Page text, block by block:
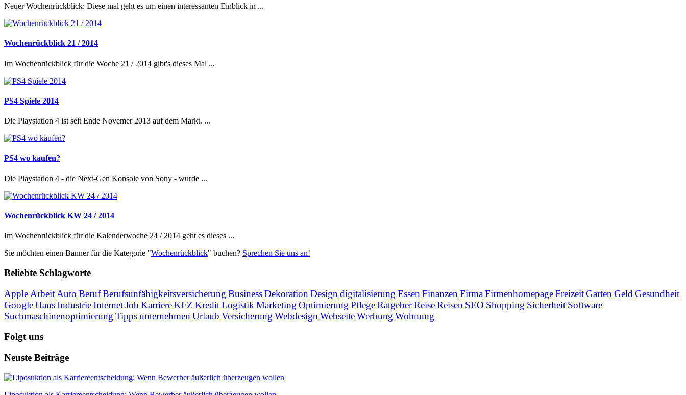
Neuer Wochenrückblick: Diese mal geht es um einen interessanten Einblick in ...
Wochenrückblick 21 / 2014
Im Wochenrückblick für die Woche 21 / 2014 gibt's dieses Mal ...
PS4 Spiele 2014
Die Playstation 4 ist seit Ende Novemer 2013 auf dem Markt. ...
PS4 wo kaufen?
Die Playstation 4 - die Next-Gen Konsole von Sony - wurde ...
Wochenrückblick KW 24 / 2014
Im Wochenrückblick für die Kalenderwoche 24 / 2014 geht es dieses ...
Sie möchten einen Banner für die Kategorie "Wochenrückblick" buchen? Sprechen Sie uns an!
Beliebte Schlagworte
Apple Arbeit Auto BerufBerufsunfähigkeitsversicherung BusinessDekoration Design digitalisierung Essen Finanzen FirmaFirmenhomepageFreizeitGarten Geld Gesundheit
GoogleHausIndustrieInternetJob KarriereKFZ KreditLogistik Marketing Optimierung PflegeRatgeberReiseReisen SEO Shopping Sicherheit Software
Suchmaschinenoptimierung Tippsunternehmen Urlaub Versicherung Webdesign WebseiteWerbung Wohnung
Folgt uns
Neuste Beiträge